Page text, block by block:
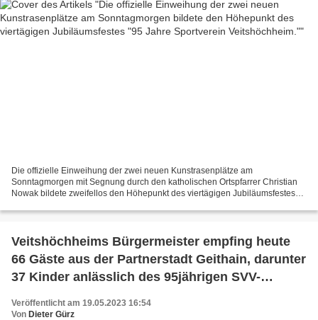
Die offizielle Einweihung der zwei neuen Kunstrasenplätze am
Sonntagmorgen mit Segnung durch den katholischen Ortspfarrer Christian
Nowak bildete zweifellos den Höhepunkt des viertägigen Jubiläumsfestes
Veitshöchheims Bürgermeister empfing heute
66 Gäste aus der Partnerstadt Geithain, darunter
37 Kinder anlässlich des 95jährigen SVV-
Veröffentlicht am 19.05.2023 16:54
Von Dieter Gürz